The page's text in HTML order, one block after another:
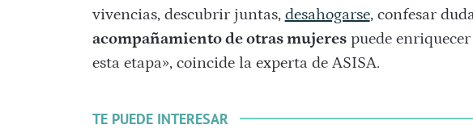
vivencias, descubrir juntas, desahogarse, confesar
acompañamiento de otras mujerespuede
esta etapa», coincide la experta de ASISA.
TE PUEDE INTERESAR